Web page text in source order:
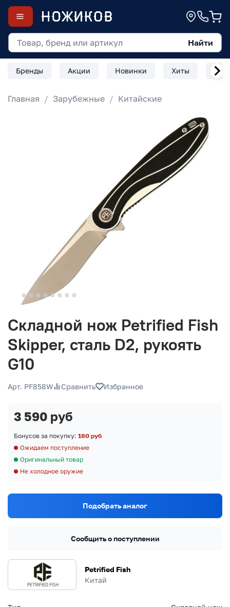
Найти
Бренды Акции Новинки Хиты
Главная Зарубежные Китайские
Складной нож Petrified Fish
Skipper, сталь D2, рукоять
G10
Арт. PF858W Сравнить Избранное
Petrified Fish
Китай
3 590 руб
Бонусов за покупку: 180 руб
Ожидаем поступление
Оригинальный товар
Не холодное оружие
Подобрать аналог
Сообщить о поступлении